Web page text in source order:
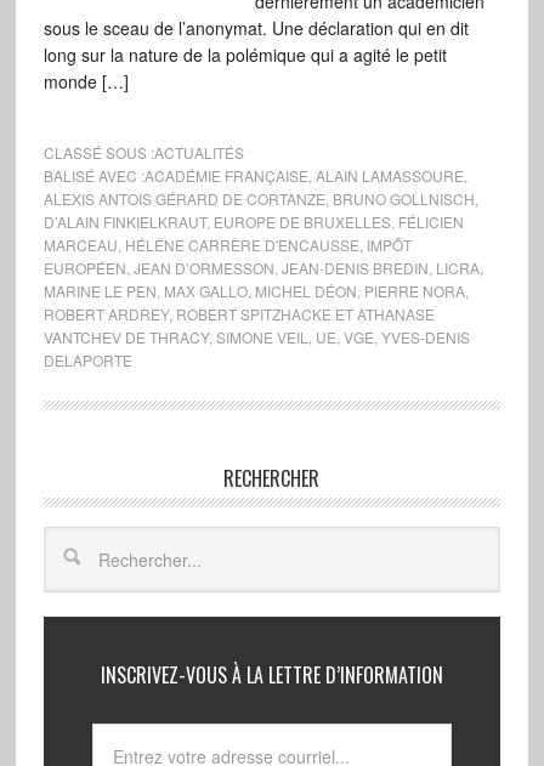
sous le sceau de l’anonymat. Une déclaration qui en dit
long sur la nature de la polémique qui a agité le petit
monde […]
CLASSÉ SOUS :ACTUALITÉS
BALISÉ AVEC :ACADÉMIE FRANÇAISE ALAIN LAMASSOURE
ALEXIS ANTOIS GÉRARD DE CORTANZE BRUNO GOLLNISCH
D’ALAIN FINKIELKRAUT, EUROPE DE BRUXELLES, FÉLICIEN
MARCEAU HÉLÈNE CARRÈRE D'ENCAUSSE IMPÔT
EUROPÉEN JEAN D’ORMESSON JEAN-DENIS BREDIN LICRA,
MARINE LE PEN MAX GALLO, MICHEL DÉON PIERRE NORA,
ROBERT ARDREY, ROBERT SPITZHACKE ET ATHANASE
VANTCHEV DE THRACY, SIMONE VEIL UE VGE YVES-DENIS
DELAPORTE
RECHERCHER
INSCRIVEZ-VOUS À LA LETTRE D’INFORMATION